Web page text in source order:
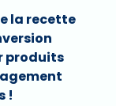
la recette
produits
!